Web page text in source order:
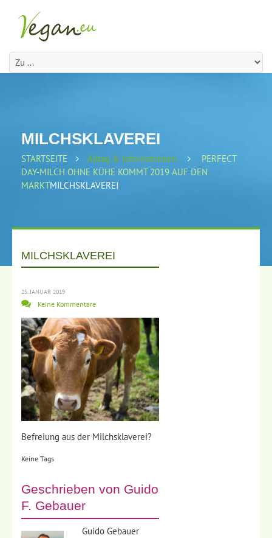
MILCHSKLAVEREI
STARTSEITE Alltag & Informationen
PERFECT
DAY-MILCH OHNE KÜHE KOMMT 2019 AUF DEN
MARKTMILCHSKLAVEREI
MILCHSKLAVEREI
25. JANUAR 2019
Keine Kommentare
Befreiung aus der Milchsklaverei?
Keine Tags
Geschrieben von Guido
F. Gebauer
Guido Gebauer